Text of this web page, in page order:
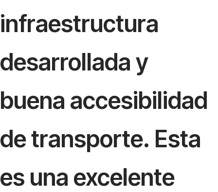
infraestructura
desarrollada y
buena accesibilidad
de transporte. Esta
es una excelente